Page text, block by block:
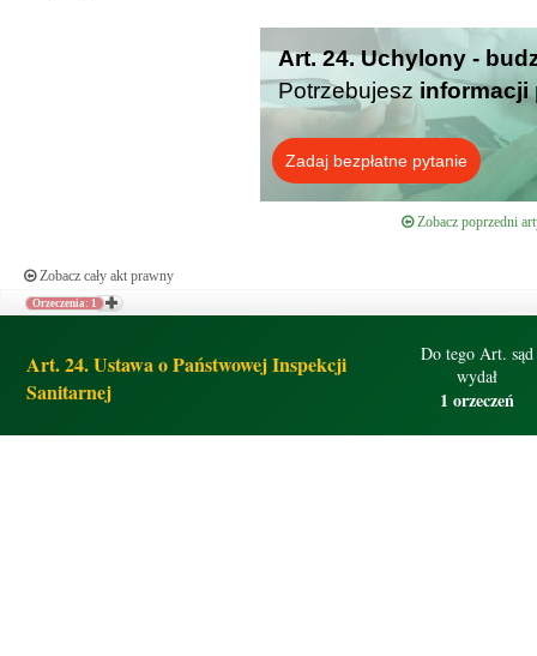
Art. 24. Uchylony -
Potrzebujesz informacji
Zadaj bezpłatne pytanie
Zobacz poprzedni
Zobacz cały akt prawny
Orzeczenia: 1
Art. 24. Ustawa o Państwowej Inspekcji
Sanitarnej
Do tego Art. sąd
wydał
1 orzeczeń